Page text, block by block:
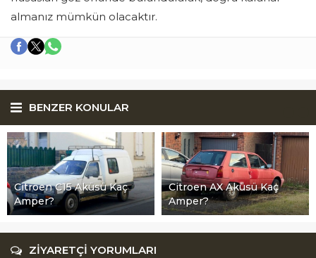
almanız mümkün olacaktır.
BENZER KONULAR
Citroen C15 Aküsü Kaç
Amper?
Citroen AX Aküsü Kaç
Amper?
ZİYARETÇİ YORUMLARI